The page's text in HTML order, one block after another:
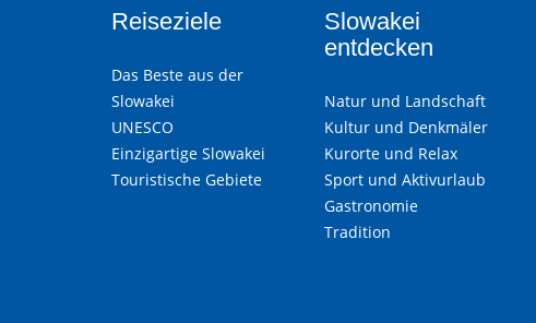
Reiseziele
Das Beste aus der
Slowakei
UNESCO
Einzigartige Slowakei
Touristische Gebiete
Slowakei
entdecken
Natur und Landschaft
Kultur und Denkmäler
Kurorte und Relax
Sport und Aktivurlaub
Gastronomie
Tradition